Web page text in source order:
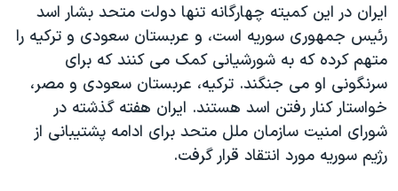
ایران در این کمیته چهارگانه تنها دولت متحد بشار اسد
رئیس جمهوری سوریه است، و عربستان سعودی و ترکیه را
متهم کرده که به شورشیانی کمک می کنند که برای
سرنگونی او می جنگند. ترکیه، عربستان سعودی و مصر،
خواستار کنار رفتن اسد هستند. ایران هفته گذشته در
شورای امنیت سازمان ملل متحد برای ادامه پشتیبانی از
رژیم سوریه مورد انتقاد قرار گرفت.